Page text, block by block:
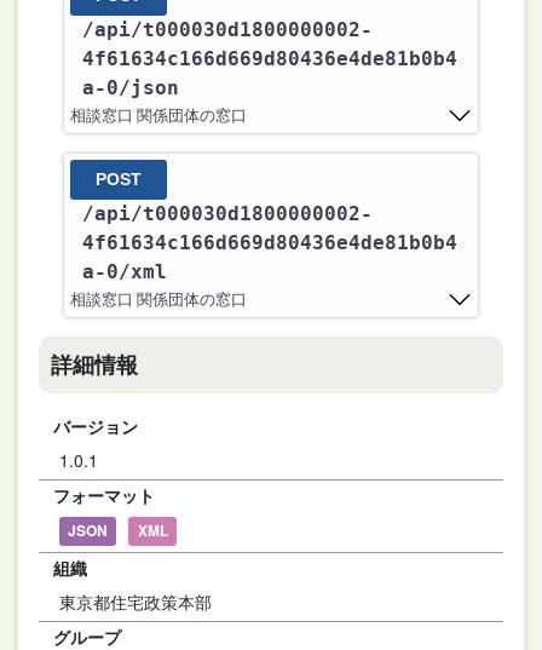
/api/t000030d1800000002-
4f61634c166d669d80436e4de81b0b4
a-0/json
相談窓口 関係団体の窓口
POST
/api/t000030d1800000002-
4f61634c166d669d80436e4de81b0b4
a-0/xml
相談窓口 関係団体の窓口
詳細情報
バージョン
1.0.1
フォーマット
JSON XML
組織
東京都住宅政策本部
グループ